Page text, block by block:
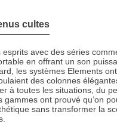
cultes
esprits avec des séries
en offrant un son
les systèmes Elements
des colonnes
à toutes les situations, du
gammes ont prouvé qu’on
sans transformer la